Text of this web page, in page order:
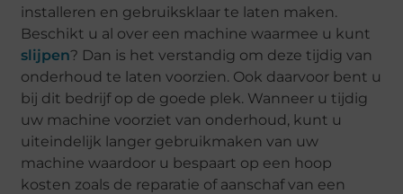
installeren en gebruiksklaar te laten maken.
Beschikt u al over een machine waarmee u kunt
slijpen? Dan is het verstandig om deze tijdig van
onderhoud te laten voorzien. Ook daarvoor bent u
bij dit bedrijf op de goede plek. Wanneer u tijdig
uw machine voorziet van onderhoud, kunt u
uiteindelijk langer gebruikmaken van uw
machine waardoor u bespaart op een hoop
kosten zoals de reparatie of aanschaf van een